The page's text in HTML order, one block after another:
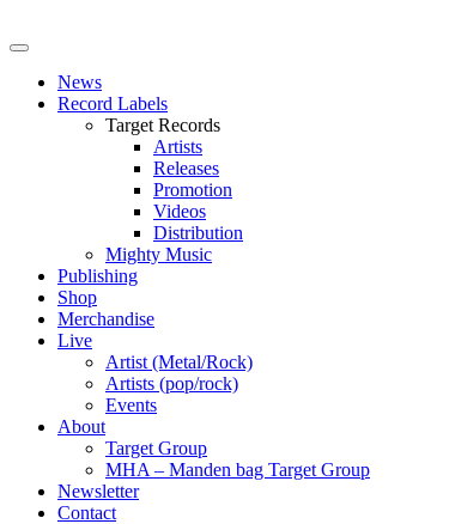
News
Record Labels
Target Records
Artists
Releases
Promotion
Videos
Distribution
Mighty Music
Publishing
Shop
Merchandise
Live
Artist (Metal/Rock)
Artists (pop/rock)
Events
About
Target Group
MHA – Manden bag Target Group
Newsletter
Contact